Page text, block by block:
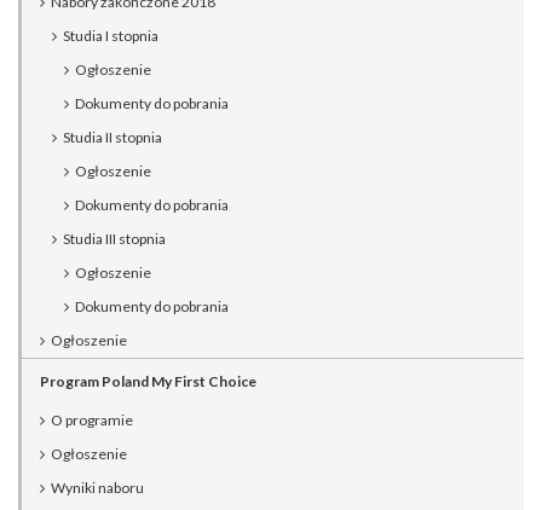
Studia I stopnia
Ogłoszenie
Dokumenty do pobrania
Studia II stopnia
Ogłoszenie
Dokumenty do pobrania
Studia III stopnia
Ogłoszenie
Dokumenty do pobrania
Ogłoszenie
Program Poland My First Choice
O programie
Ogłoszenie
Wyniki naboru